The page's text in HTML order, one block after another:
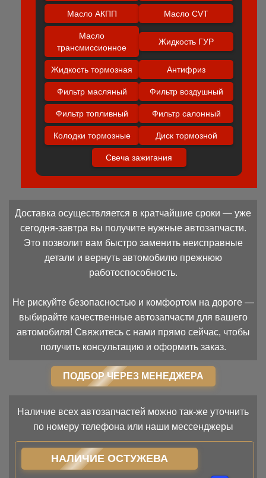
Масло АКПП Масло CVT
Масло
трансмиссионное
Жидкость ГУР
Жидкость тормозная Антифриз
Фильтр масляный Фильтр воздушный
Фильтр топливный Фильтр салонный
Колодки тормозные Диск тормозной
Свеча зажигания
Доставка осуществляется в кратчайшие сроки — уже
сегодня-завтра вы получите нужные автозапчасти.
Это позволит вам быстро заменить неисправные
детали и вернуть автомобилю прежнюю
работоспособность.
Не рискуйте безопасностью и комфортом на дороге —
выбирайте качественные автозапчасти для вашего
автомобиля! Свяжитесь с нами прямо сейчас, чтобы
получить консультацию и оформить заказ.
ПОДБОР ЧЕРЕЗ МЕНЕДЖЕРА
Наличие всех автозапчастей можно так-же уточнить
по номеру телефона или наши мессенджеры
НАЛИЧИЕ ОСТУЖЕВА